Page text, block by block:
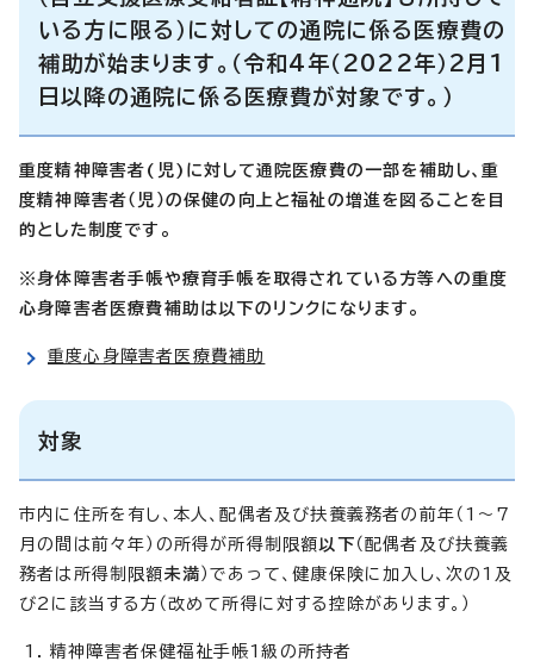
いる方に限る）に対しての通院に係る医療費の
補助が始まります。（令和4年（2022年）2月1
日以降の通院に係る医療費が対象です。）
重度精神障害者(児)に対して通院医療費の一部を補助し、重
度精神障害者（児）の保健の向上と福祉の増進を図ることを目
的とした制度です。
※身体障害者手帳や療育手帳を取得されている方等への重度
心身障害者医療費補助は以下のリンクになります。
重度心身障害者医療費補助
対象
市内に住所を有し、本人、配偶者及び扶養義務者の前年（1～7
月の間は前々年）の所得が所得制限額 以下 （配偶者及び扶養義
務者は所得制限額未満 ）であって、健康保険に加入し、次の1及
び2に該当する方（改めて所得に対する控除があります。）
精神障害者保健福祉手帳1級の所持者